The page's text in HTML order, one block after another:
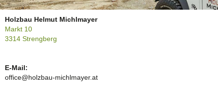
Holzbau Helmut Michlmayer
Markt 10
3314 Strengberg
E-Mail:
office@holzbau-michlmayer.at